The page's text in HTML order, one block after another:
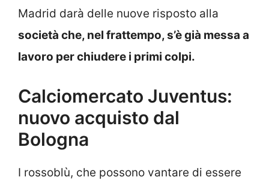
Madrid darà delle nuove risposto alla
società che, nel frattempo, s’è già messa a
lavoro per chiudere i primi colpi.
Calciomercato Juventus:
nuovo acquisto dal
Bologna
I rossoblù, che possono vantare di essere